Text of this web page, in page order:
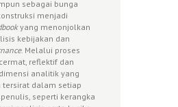
sebagai bunga
menjadi
yang menonjolkan
kebijakan dan
. Melalui proses
reflektif dan
analitik yang
tersirat dalam setiap
seperti kerangka